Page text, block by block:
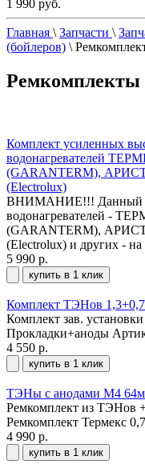
1 990 руб.
Главная \ Запчасти \
(бойлеров) \
Ремкомплекты
Комплект усиленных
водонагревателей
(GARANTERM),
(Electrolux)
ВНИМАНИЕ!!! Данный
водонагревателей -
(GARANTERM),
(Electrolux) и других - на
5 990 р.
купить в 1 клик
Комплект ТЭНов
Комплект зав.
Прокладки+аноды
4 550 р.
купить в 1 клик
ТЭНы с анодами М4
Ремкомплект из ТЭНов
Ремкомплект Термекс
4 990 р.
купить в 1 клик